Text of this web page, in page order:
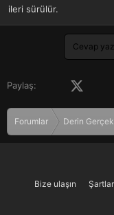
ileri sürülür.
Cevap
Paylaş: Facebook
Forumlar Derin
Bize ulaşın